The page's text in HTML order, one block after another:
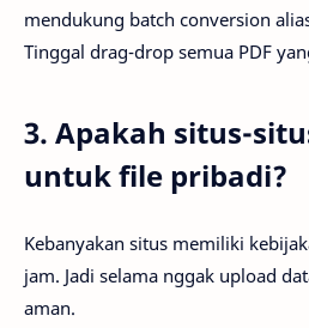
mendukung batch conversion
Tinggal drag-drop semua PDF
3. Apakah situs-
untuk file pribadi?
Kebanyakan situs memiliki
jam. Jadi selama nggak upload
aman.